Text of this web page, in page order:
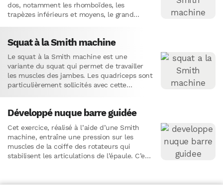
dos, notamment les rhomboïdes, les
trapèzes inférieurs et moyens, le grand
Squat à la Smith machine
Le squat à la Smith machine est une
variante du squat qui permet de travailler
les muscles des jambes. Les quadriceps sont
particulièrement sollicités avec cette
Développé nuque barre guidée
Cet exercice, réalisé à l’aide d’une Smith
machine, entraîne une pression sur les
muscles de la coiffe des rotateurs qui
stabilisent les articulations de l’épaule. C’est